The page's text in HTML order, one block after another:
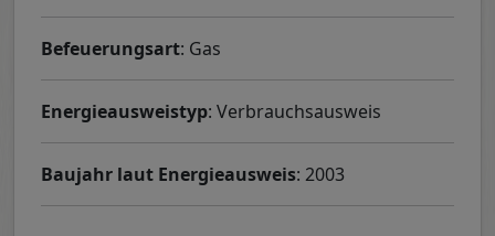
Befeuerungsart: Gas
Energieausweistyp: Verbrauchsausweis
Baujahr laut Energieausweis: 2003